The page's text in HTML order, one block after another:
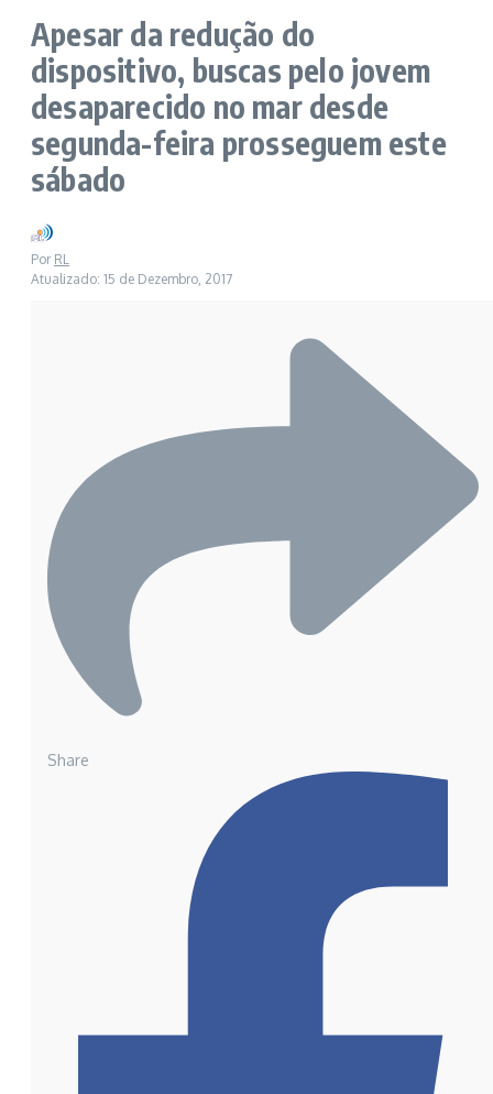
Apesar da redução do
dispositivo, buscas pelo jovem
desaparecido no mar desde
segunda-feira prosseguem este
sábado
Por RL
Atualizado: 15 de Dezembro, 2017
Share